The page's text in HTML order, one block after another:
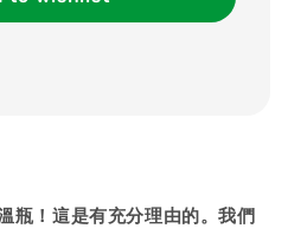
瓶！這是有充分理由的。我們